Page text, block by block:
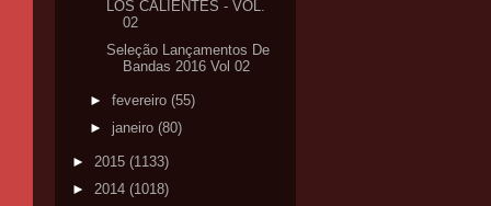
LOS CALIENTES - VOL.
02
Seleção Lançamentos De
Bandas 2016 Vol 02
► fevereiro (55)
► janeiro (80)
► 2015 (1133)
► 2014 (1018)